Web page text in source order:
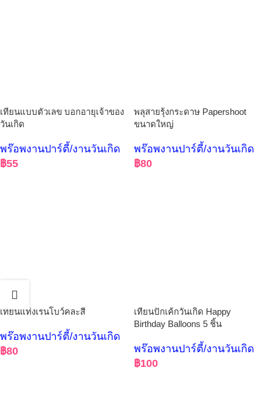
เทียนแบบตัวเลข บอกอายุเจ้าของ
วันเกิด
พร๊อพงานปาร์ตี้/งานวันเกิด
฿55
พลุสายรุ้งกระดาษ Papershoot
ขนาดใหญ่
พร๊อพงานปาร์ตี้/งานวันเกิด
฿80
เทียนแท่งเรนโบว์คละสี
พร๊อพงานปาร์ตี้/งานวันเกิด
฿80
เทียนปักเค้กวันเกิด Happy
Birthday Balloons 5 ชิ้น
พร๊อพงานปาร์ตี้/งานวันเกิด
฿100